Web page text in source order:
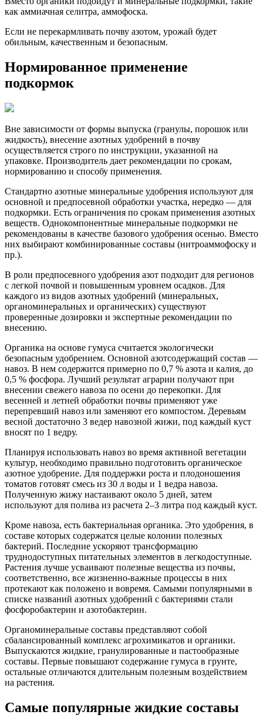
как аммиачная селитра, аммофоска.
Если не перекармливать почву азотом, урожай будет
обильным, качественным и безопасным.
Нормированное применение
подкормок
Вне зависимости от формы выпуска (гранулы, порошок или
жидкость), внесение азотных удобрений в почву
осуществляется строго по инструкции, указанной на
упаковке. Производитель дает рекомендации по срокам,
нормированию и способу применения.
Стандартно азотные минеральные удобрения используют для
основной и предпосевной обработки участка, нередко — для
подкормки. Есть ограничения по срокам применения азотных
веществ. Однокомпонентные минеральные подкормки не
рекомендованы в качестве базового удобрения осенью. Вместо
них выбирают комбинированные составы (нитроаммофоску и
пр.).
В роли предпосевного удобрения азот подходит для регионов
с легкой почвой и повышенным уровнем осадков. Для
каждого из видов азотных удобрений (минеральных,
органоминеральных и органических) существуют
проверенные дозировки и экспертные рекомендации по
внесению.
Органика на основе гумуса считается экологически
безопасным удобрением. Основной азотсодержащий состав —
навоз. В нем содержится примерно по 0,7 % азота и калия, до
0,5 % фосфора. Лучший результат аграрии получают при
внесении свежего навоза по осени до перекопки. Для
весенней и летней обработки почвы применяют уже
перепревший навоз или заменяют его компостом. Деревьям
весной достаточно 3 ведер навозной жижи, под каждый куст
вносят по 1 ведру.
Планируя использовать навоз во время активной вегетации
культур, необходимо правильно подготовить органическое
азотное удобрение. Для поддержки роста и плодоношения
томатов готовят смесь из 30 л воды и 1 ведра навоза.
Полученную жижу настаивают около 5 дней, затем
используют для полива из расчета 2–3 литра под каждый куст.
Кроме навоза, есть бактериальная органика. Это удобрения, в
составе которых содержатся целые колонии полезных
бактерий. Последние ускоряют трансформацию
труднодоступных питательных элементов в легкодоступные.
Растения лучше усваивают полезные вещества из почвы,
соответственно, все жизненно-важные процессы в них
протекают как положено и вовремя. Самыми популярными в
списке названий азотных удобрений с бактериями стали
фосфоробактерин и азотобактерин.
Органоминеральные составы представляют собой
сбалансированный комплекс агрохимикатов и органики.
Выпускаются жидкие, гранулированные и пастообразные
составы. Первые повышают содержание гумуса в грунте,
остальные отличаются длительным полезным воздействием
на растения.
Самые популярные жидкие составы